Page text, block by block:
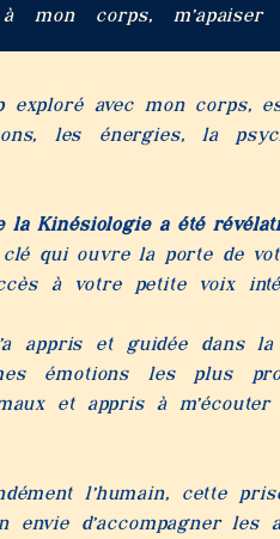
mon corps, m’apaiser
avec mon corps,
les énergies, la
la Kinésiologie a été
qui ouvre la porte de
à votre petite voix
appris et guidée dans la
émotions les plus
et appris à
l’humain, cette
envie d’accompagner les